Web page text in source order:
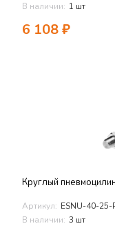
В наличии: 1 шт
6 108₽
Круглый
Артикул: ESNU-40-25-
В наличии: 3 шт